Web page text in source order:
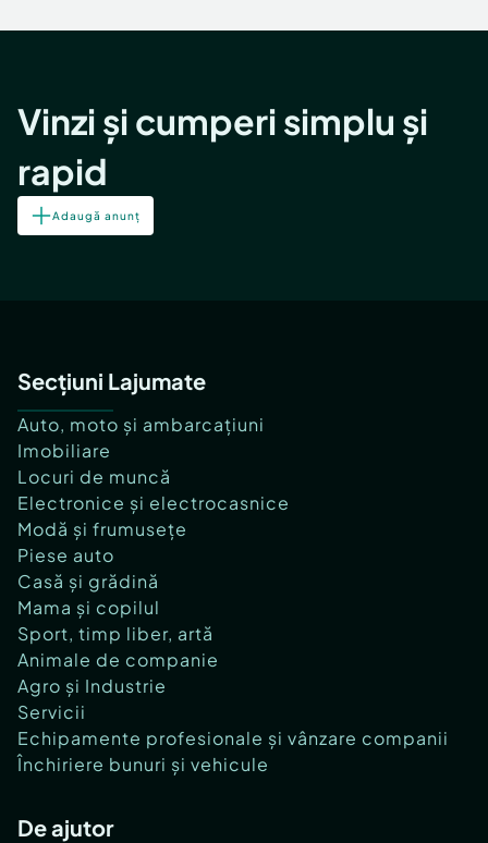
Vinzi și cumperi simplu și
rapid
Adaugă anunț
Secțiuni Lajumate
Auto, moto și ambarcațiuni
Imobiliare
Locuri de muncă
Electronice și electrocasnice
Modă și frumusețe
Piese auto
Casă și grădină
Mama și copilul
Sport, timp liber, artă
Animale de companie
Agro și Industrie
Servicii
Echipamente profesionale și vânzare companii
Închiriere bunuri și vehicule
De ajutor